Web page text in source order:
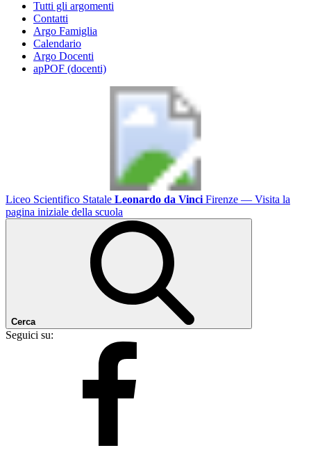
Tutti gli argomenti
Contatti
Argo Famiglia
Calendario
Argo Docenti
apPOF (docenti)
Liceo Scientifico Statale Leonardo da Vinci Firenze — Visita la
pagina iniziale della scuola
Cerca
Seguici su: